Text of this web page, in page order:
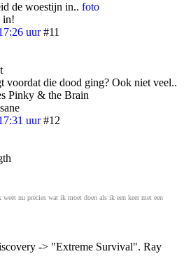
de woestijn in.. foto
in!
uur #11
voordat die dood ging? Ook niet veel..
Pinky & the Brain
uur #12
nu precies wat ik moet doen als ik een keer met een
-> "Extreme Survival". Ray